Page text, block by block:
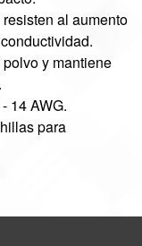
al aumento
y mantiene
14 AWG.
para